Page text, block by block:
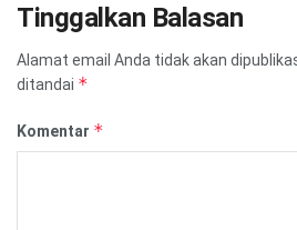
Tinggalkan Balasan
Alamat email Anda tidak akan
ditandai *
Komentar *